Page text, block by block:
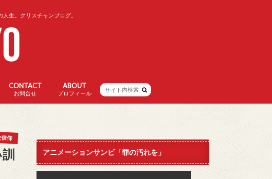
生。クリスチャンブログ。
CONTACT
お問合せ
ABOUT
プロフィール
仰
アニメーションサンビ「罪の汚れを」